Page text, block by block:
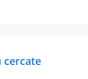
cercate